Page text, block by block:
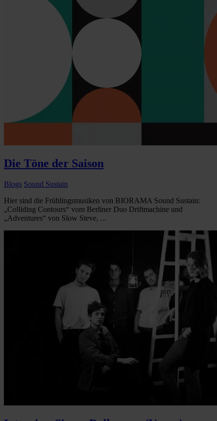
Die Töne der Saison
Blogs Sound Sustain
Hier sind die Frühlingsmusiken von BIORAMA Sound Sustain:
„Colliding Contours“ vom Berliner Duo Driftmachine und
„Adventures“ von Slow Steve, ...